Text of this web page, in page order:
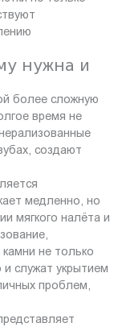
нужна и
более сложную
время не
создают
медленно, но
мягкого налёта и
не только
служат укрытием
проблем,